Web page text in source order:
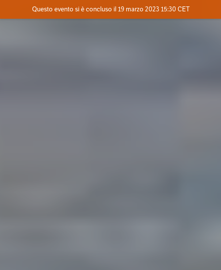
Dove
Questo evento si è concluso il 19 marzo 2023 15:30 CET